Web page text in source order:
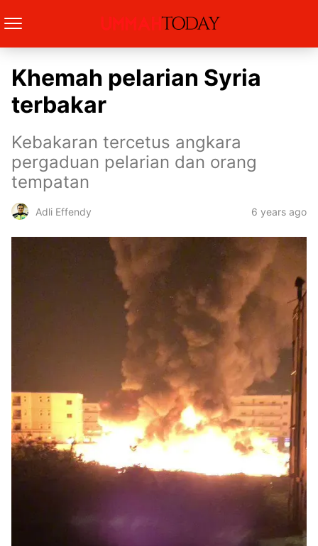
Khemah pelarian Syria
terbakar
Kebakaran tercetus angkara
pergaduan pelarian dan orang
tempatan
Adli Effendy 6 years ago